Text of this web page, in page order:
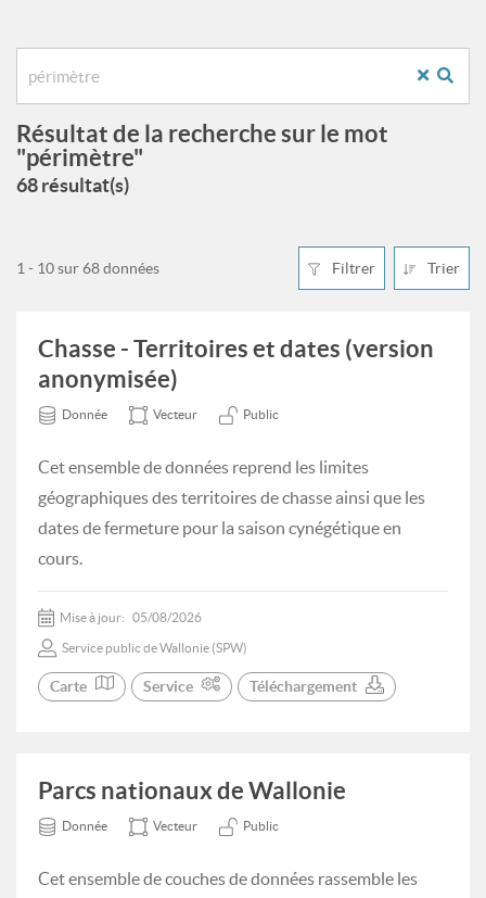
Résultat de la recherche sur le mot
"périmètre"
68 résultat(s)
Filtrer Trier
1 - 10 sur 68 données
Chasse - Territoires et dates (version
anonymisée)
Donnée Vecteur Public
Cet ensemble de données reprend les limites
géographiques des territoires de chasse ainsi que les
dates de fermeture pour la saison cynégétique en
cours.
Mise à jour: 05/08/2026
Service public de Wallonie (SPW)
Carte Service Téléchargement
Parcs nationaux de Wallonie
Donnée Vecteur Public
Cet ensemble de couches de données rassemble les